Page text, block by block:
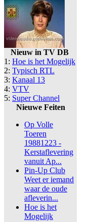
Nieuw in TV DB
1: Hoe is het Mogelijk
2: Typisch RTL
3: Kanaal 13
4: VTV
5: Super Channel
Nieuwe Feiten
Op Volle
Toeren
19881223 -
Kerstaflevering
vanuit Ap...
Pin-Up Club
Weet er iemand
waar de oude
afleverin...
Hoe is het
Mogelijk